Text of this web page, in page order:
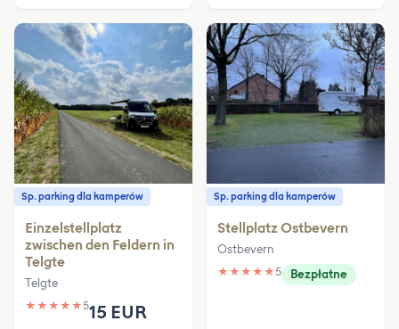
Sp. parking dla kamperów
Einzelstellplatz
zwischen den Feldern in
Telgte
Telgte
★ ★ ★ ★ ★515 EUR
Sp. parking dla kamperów
Stellplatz Ostbevern
Ostbevern
★ ★ ★ ★ ★5 Bezpłatne